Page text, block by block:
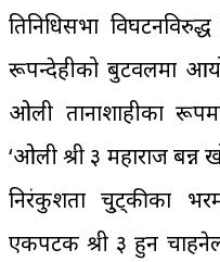
प्रतिनिधिसभा
रूपन्देहीको बुटवलमा
ओली तानाशाहीका
‘ओली श्री ३ महाराज बन्न
निरंकुशता चु्ट्कीका
एकपटक श्री ३ हुन